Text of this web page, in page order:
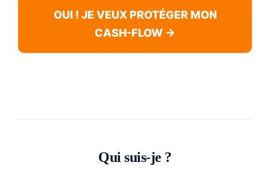
OUI ! JE VEUX PROTÉGER MON
CASH-FLOW →
Qui suis-je ?